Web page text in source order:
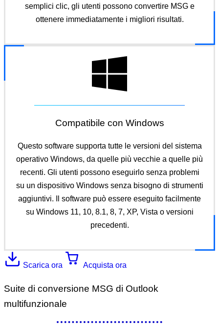
semplici clic, gli utenti possono convertire MSG e
ottenere immediatamente i migliori risultati.
Compatibile con Windows
Questo software supporta tutte le versioni del sistema
operativo Windows, da quelle più vecchie a quelle più
recenti. Gli utenti possono eseguirlo senza problemi
su un dispositivo Windows senza bisogno di strumenti
aggiuntivi. Il software può essere eseguito facilmente
su Windows 11, 10, 8.1, 8, 7, XP, Vista o versioni
precedenti.
Scarica ora Acquista ora
Suite di conversione MSG di Outlook
multifunzionale